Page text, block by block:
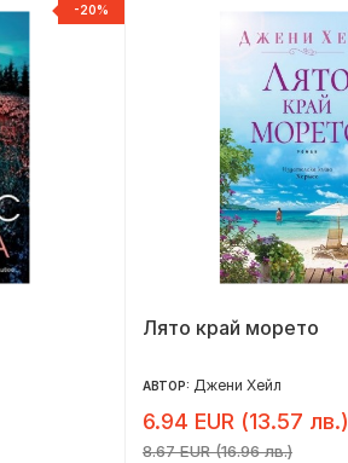
-20%
Лято край морето
АВТОР: Джени Хейл
6.94 EUR (13.57 лв.)
8.67 EUR (16.96 лв.)